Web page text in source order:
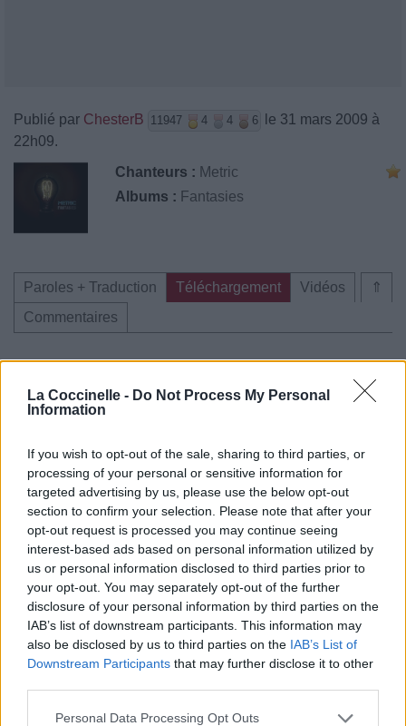
La Coccinelle - Do Not Process My Personal
Information
If you wish to opt-out of the sale, sharing to third parties, or
processing of your personal or sensitive information for
targeted advertising by us, please use the below opt-out
section to confirm your selection. Please note that after your
opt-out request is processed you may continue seeing
interest-based ads based on personal information utilized by
us or personal information disclosed to third parties prior to
your opt-out. You may separately opt-out of the further
disclosure of your personal information by third parties on the
IAB’s list of downstream participants. This information may
also be disclosed by us to third parties on the IAB’s List of
Downstream Participants that may further disclose it to other
Personal Data Processing Opt Outs
Publié par ChesterB 11947 4 4 6
le 31 mars 2009 à
22h09.
Chanteurs : Metric
Albums : Fantasies
⇑
Paroles + Traduction Téléchargement
Vidéos
Commentaires
Pour prolonger le plaisir musical :
Télécharger légalement les MP3 sur
Télécharger légalement les MP3 ou trouver le CD sur
Trouver des vinyles et des CD sur
Trouver un instrument de musique ou une partition au
meilleur prix sur
Paroles + Traduction Téléchargement
Vidéos